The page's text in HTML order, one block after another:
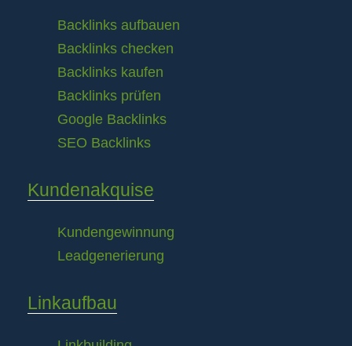
Backlinks aufbauen
Backlinks checken
Backlinks kaufen
Backlinks prüfen
Google Backlinks
SEO Backlinks
Kundenakquise
Kundengewinnung
Leadgenerierung
Linkaufbau